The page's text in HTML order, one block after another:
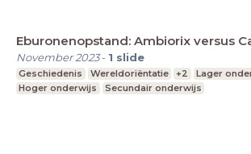
Eburonenopstand: Ambiorix versus
November 2023- 1 slide
Geschiedenis Wereldoriëntatie +2
Lager
Hoger onderwijs
Secundair onderwijs